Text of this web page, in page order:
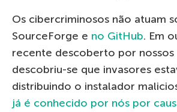
Os cibercriminosos não atuam
SourceForge e no GitHub. Em
recente descoberto por nossos
descobriu-se que invasores
distribuindo o instalador
já é conhecido por nós por